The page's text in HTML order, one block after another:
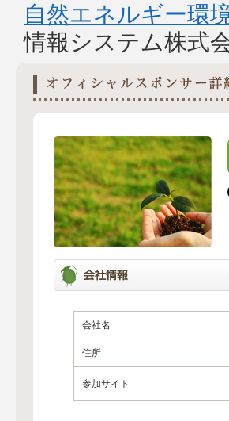
自然エネルギー環
情報システム株式
会社名
住所
参加サイト